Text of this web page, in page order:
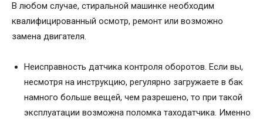
В любом случае, стиральной машинке необходим
квалифицированный осмотр, ремонт или возможно
замена двигателя.
Неисправность датчика контроля оборотов. Если вы,
несмотря на инструкцию, регулярно загружаете в бак
намного больше вещей, чем разрешено, то при такой
эксплуатации возможна поломка таходатчика. Именно